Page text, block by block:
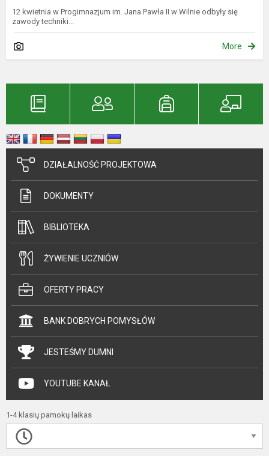
12 kwietnia w Progimnazjum im. Jana Pawła II w Wilnie odbyły się
zawody techniki...
More
DZIAŁALNOŚĆ PROJEKTOWA
DOKUMENTY
BIBLIOTEKA
ŻYWIENIE UCZNIÓW
OFERTY PRACY
BANK DOBRYCH POMYSŁÓW
JESTEŚMY DUMNI
YOUTUBE KANAŁ
1-4 klasių pamokų laikas